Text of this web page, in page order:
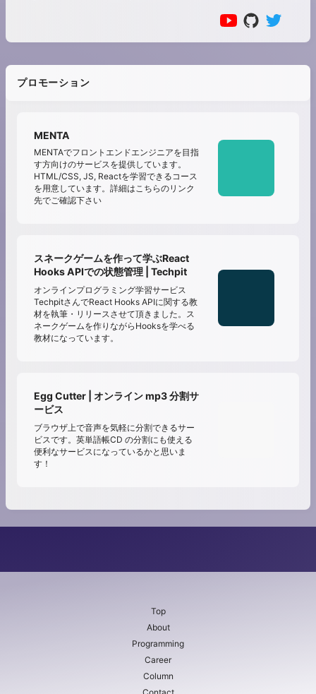
プロモーション
MENTA
MENTAでフロントエンドエンジニアを目指
す方向けのサービスを提供しています。
HTML/CSS, JS, Reactを学習できるコース
を用意しています。詳細はこちらのリンク
先でご確認下さい
スネークゲームを作って学ぶReact
Hooks APIでの状態管理 | Techpit
オンラインプログラミング学習サービス
TechpitさんでReact Hooks APIに関する教
材を執筆・リリースさせて頂きました。ス
ネークゲームを作りながらHooksを学べる
教材になっています。
Egg Cutter | オンライン mp3 分割サ
ービス
ブラウザ上で音声を気軽に分割できるサー
ビスです。英単語帳CD の分割にも使える
便利なサービスになっているかと思いま
す！
Top
About
Programming
Career
Column